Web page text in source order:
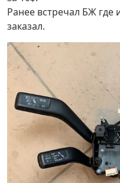
Ранее встречал БЖ где
заказал.